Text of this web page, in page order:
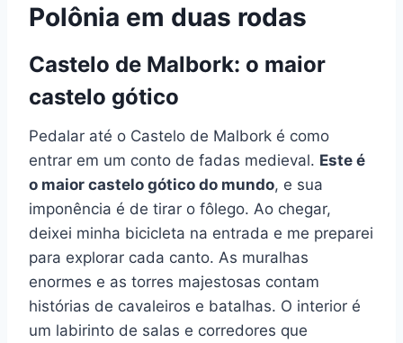
Polônia em duas rodas
Castelo de Malbork: o maior
castelo gótico
Pedalar até o Castelo de Malbork é como
entrar em um conto de fadas medieval. Este é
o maior castelo gótico do mundo, e sua
imponência é de tirar o fôlego. Ao chegar,
deixei minha bicicleta na entrada e me preparei
para explorar cada canto. As muralhas
enormes e as torres majestosas contam
histórias de cavaleiros e batalhas. O interior é
um labirinto de salas e corredores que